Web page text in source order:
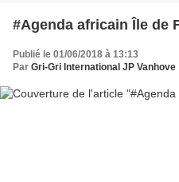
#Agenda africain Île de
Publié le 01/06/2018 à 13:13
Par Gri-Gri International JP Vanhove